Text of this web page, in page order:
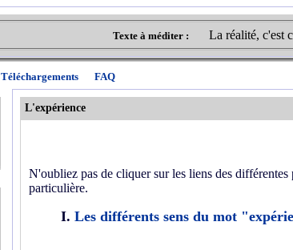
Texte à méditer : La réalité, c'est
Téléchargements FAQ
L'expérience
N'oubliez pas de cliquer sur les liens des
particulière.
I. Les différents sens du mot